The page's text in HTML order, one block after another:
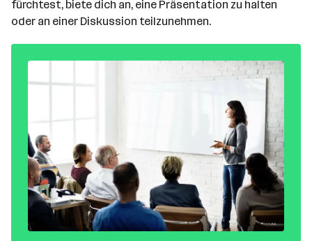
fürchtest, biete dich an, eine Präsentation zu halten
oder an einer Diskussion teilzunehmen.